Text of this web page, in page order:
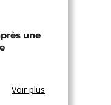
une
Voir plus